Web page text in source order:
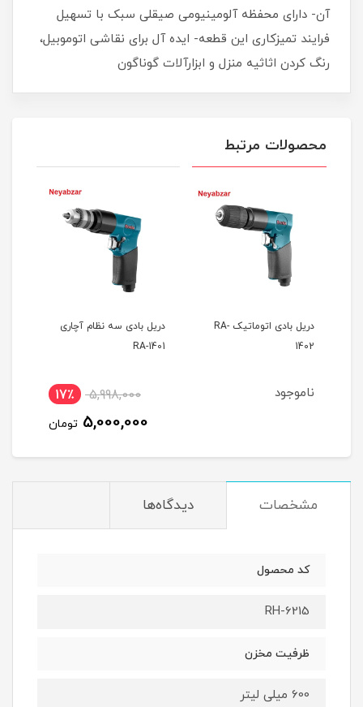
آن- دارای محفظه آلومینیومی صیقلی سبک با تسهیل
فرایند تمیزکاری این قطعه- ایده آل برای نقاشی اتوموبیل،
رنگ کردن اثاثیه منزل و ابزارآلات گوناگون
محصولات مرتبط
دریل بادی اتوماتیک RA-
1402
ناموجود
دریل بادی سه نظام آچاری
RA-1401
5,998,000 17٪
5,000,000 تومان
مشخصات دیدگاه‌ها
کد محصول
RH-6215
ظرفیت مخزن
600 میلی لیتر